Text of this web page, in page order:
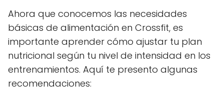
Ahora que conocemos las necesidades
básicas de alimentación en Crossfit, es
importante aprender cómo ajustar tu plan
nutricional según tu nivel de intensidad en los
entrenamientos. Aquí te presento algunas
recomendaciones: